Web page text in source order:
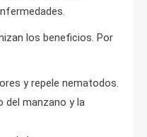
los beneficios. Por
y repele nematodos.
del manzano y la